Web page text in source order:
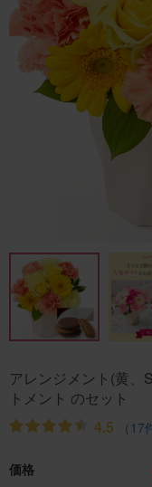
アレンジメント(黄、
トメント のセット
4.5
（
価格